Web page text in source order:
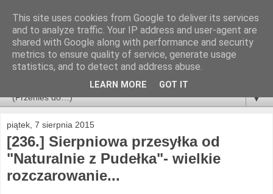
▼
piątek, 7 sierpnia 2015
[236.] Sierpniowa przesyłka od
"Naturalnie z Pudełka"- wielkie
rozczarowanie...
This site uses cookies from Google to deliver its services
and to analyze traffic. Your IP address and user-agent are
shared with Google along with performance and security
metrics to ensure quality of service, generate usage
statistics, and to detect and address abuse.
LEARN MORE GOT IT